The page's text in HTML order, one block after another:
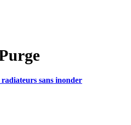
sans inonder